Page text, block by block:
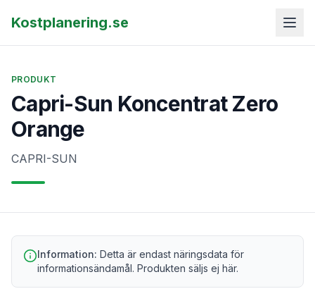
Kostplanering.se
PRODUKT
Capri-Sun Koncentrat Zero
Orange
CAPRI-SUN
Information: Detta är endast näringsdata för
informationsändamål. Produkten säljs ej här.